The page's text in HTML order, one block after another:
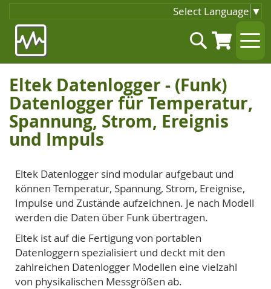
Select Language ▼
Inhalt
springen
Suche
Eltek Datenlogger - (Funk)
Datenlogger für Temperatur,
Spannung, Strom, Ereignis
und Impuls
Eltek Datenlogger sind modular aufgebaut und
können Temperatur, Spannung, Strom, Ereignise,
Impulse und Zustände aufzeichnen. Je nach Modell
werden die Daten über Funk übertragen.
Eltek ist auf die Fertigung von portablen
Datenloggern spezialisiert und deckt mit den
zahlreichen Datenlogger Modellen eine vielzahl
von physikalischen Messgrößen ab.